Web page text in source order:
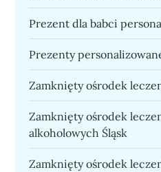
Prezent dla babci
Prezenty
Zamknięty ośrodek
Zamknięty ośrodek
alkoholowych Śląsk
Zamknięty ośrodek